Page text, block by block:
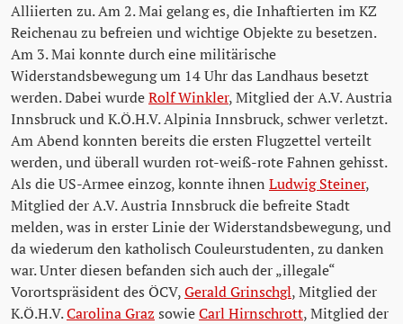
Alliierten zu. Am 2. Mai gelang es, die Inhaftierten im KZ
Reichenau zu befreien und wichtige Objekte zu besetzen.
Am 3. Mai konnte durch eine militärische
Widerstandsbewegung um 14 Uhr das Landhaus besetzt
werden. Dabei wurdeRolf Winkler, Mitglied der A.V. Austria
Innsbruck und K.Ö.H.V. Alpinia Innsbruck, schwer verletzt.
Am Abend konnten bereits die ersten Flugzettel verteilt
werden, und überall wurden rot-weiß-rote Fahnen gehisst.
Als die US-Armee einzog, konnte ihnen Ludwig Steiner,
Mitglied der A.V. Austria Innsbruck die befreite Stadt
melden, was in erster Linie der Widerstandsbewegung, und
da wiederum den katholisch Couleurstudenten, zu danken
war. Unter diesen befanden sich auch der „illegale“
Vorortspräsident des ÖCV,Gerald Grinschgl, Mitglied der
K.Ö.H.V.Carolina Graz sowieCarl Hirnschrott, Mitglied der